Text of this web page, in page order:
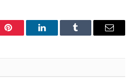
Pinterest LinkedInTumblr Email